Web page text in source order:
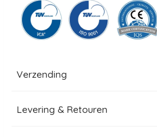
Verzending
Levering & Retouren